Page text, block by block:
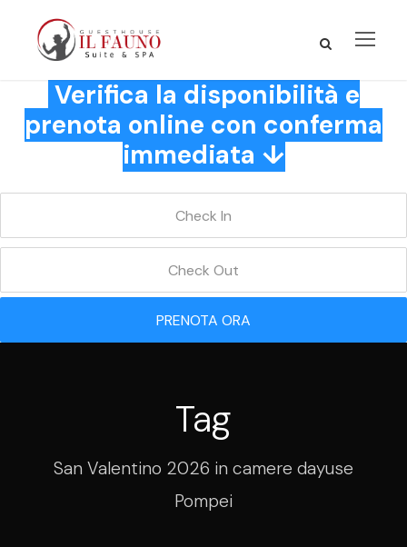
Verifica la disponibilità e
prenota online con conferma
immediata ↓
PRENOTA ORA
Tag
San Valentino 2026 in camere dayuse
Pompei